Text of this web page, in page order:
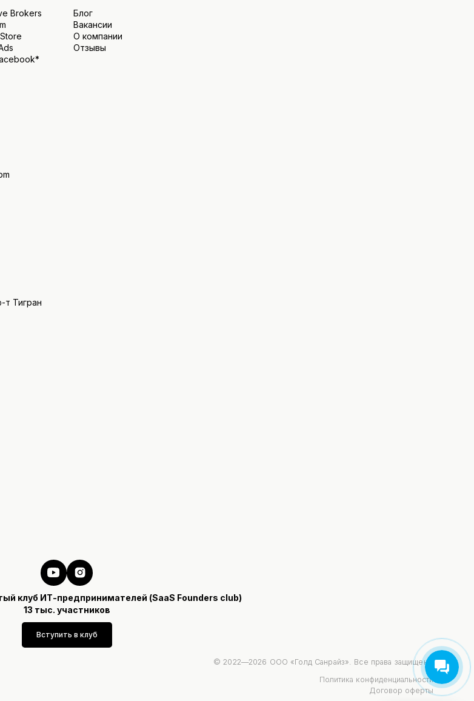
Brokers
Блог
Вакансии
О компании
Отзывы
т Тигран
клуб ИТ-предпринимателей (SaaS Founders club)
13 тыс. участников
Вступить в клуб
© 2022—2026 ООО «Голд Санрайз». Все права защищены
Политика конфиденциальности
Договор оферты